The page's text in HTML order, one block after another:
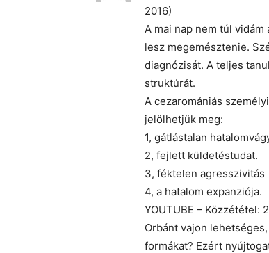
2016)
A mai nap nem túl
lesz megemésztenie.
diagnózisát. A teljes
struktúrát.
A cezaromániás
jelölhetjük meg:
1, gátlástalan
2, fejlett küldetéstudat.
3, féktelen agresszivitás
4, a hatalom expanziója.
YOUTUBE – Közzététel:
Orbánt vajon
formákat? Ezért